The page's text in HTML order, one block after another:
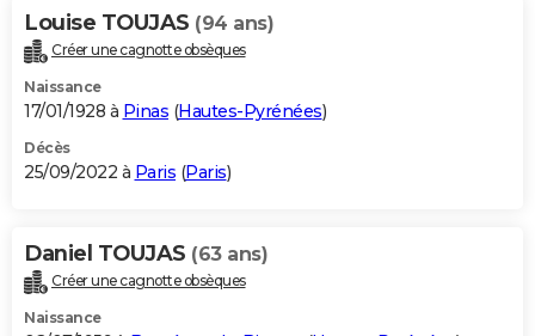
Louise TOUJAS (94 ans)
Créer une cagnotte obsèques
Naissance
17/01/1928 à Pinas (Hautes-Pyrénées)
Décès
25/09/2022 à Paris (Paris)
Daniel TOUJAS (63 ans)
Créer une cagnotte obsèques
Naissance